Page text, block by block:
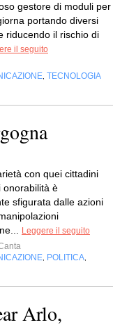
gestore di moduli per
portando diversi
riducendo il rischio di
il seguito
TECNOLOGIA
con quei cittadini
onorabilità è
sfigurata dalle azioni
Leggere il seguito
POLITICA
Arlo,